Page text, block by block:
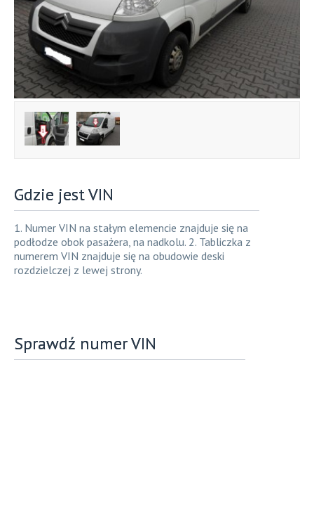
Gdzie jest VIN
1. Numer VIN na stałym elemencie znajduje się na
podłodze obok pasażera, na nadkolu. 2. Tabliczka z
numerem VIN znajduje się na obudowie deski
rozdzielczej z lewej strony.
Sprawdź numer VIN